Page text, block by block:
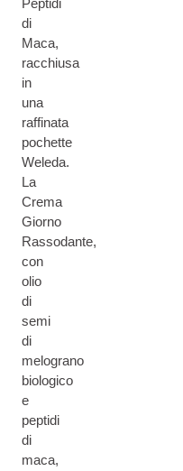
Peptidi
di
Maca,
racchiusa
in
una
raffinata
pochette
Weleda.
La
Crema
Giorno
Rassodante,
con
olio
di
semi
di
melograno
biologico
e
peptidi
di
maca,